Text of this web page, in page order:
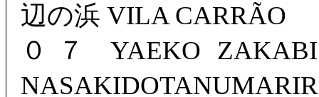
辺の浜 VILA CARRÃO
０７ YAEKO